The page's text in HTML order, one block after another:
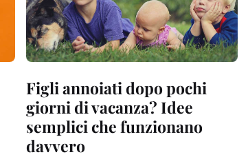
Figli annoiati dopo pochi
giorni di vacanza? Idee
semplici che funzionano
davvero